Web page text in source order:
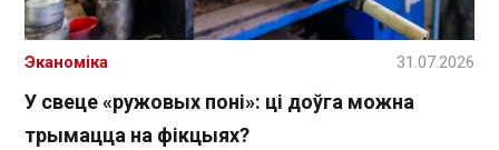
У свеце «ружовых поні»: ці доўга можна
трымацца на фікцыях?
Эканоміка 31.07.2026